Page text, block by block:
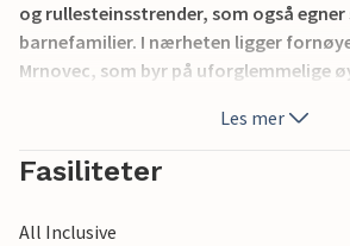
og rullesteinsstrender, som også egner
barnefamilier. I nærheten ligger
Mrnovec, som byr på uforglemmelige
Vransko-sjøen og nasjonalparkene
Biograd ligger mellom byene Zadar og
for sine kulturelle og historiske
Les mer
Fasiliteter
All Inclusive